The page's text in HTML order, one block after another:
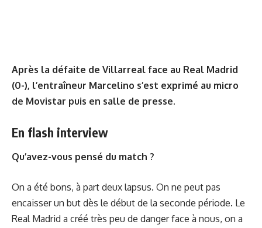
Après la défaite de Villarreal face au Real Madrid
(0-), l’entraîneur Marcelino s’est exprimé au micro
de Movistar puis en salle de presse.
En flash interview
Qu’avez-vous pensé du match ?
On a été bons, à part deux lapsus. On ne peut pas
encaisser un but dès le début de la seconde période. Le
Real Madrid a créé très peu de danger face à nous, on a